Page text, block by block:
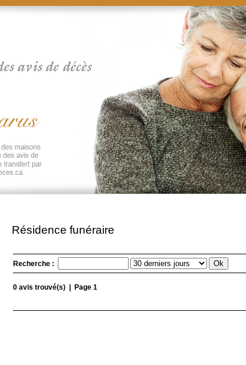
Résidence funéraire
Recherche :
0 avis trouvé(s) | Page 1